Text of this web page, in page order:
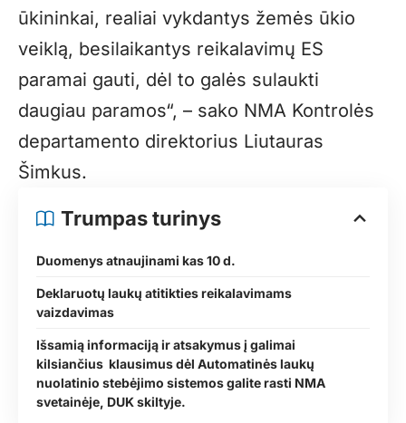
ūkininkai, realiai vykdantys žemės ūkio
veiklą, besilaikantys reikalavimų ES
paramai gauti, dėl to galės sulaukti
daugiau paramos“, – sako NMA Kontrolės
departamento direktorius Liutauras
Šimkus.
Trumpas turinys
Duomenys atnaujinami kas 10 d.
Deklaruotų laukų atitikties reikalavimams
vaizdavimas
Išsamią informaciją ir atsakymus į galimai
kilsiančius klausimus dėl Automatinės laukų
nuolatinio stebėjimo sistemos galite rasti NMA
svetainėje, DUK skiltyje.